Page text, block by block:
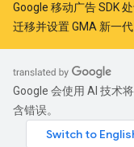
Google 移动广告 SDK
迁移并设置 GMA 新一代
Google 会使用 AI 技术
含错误。